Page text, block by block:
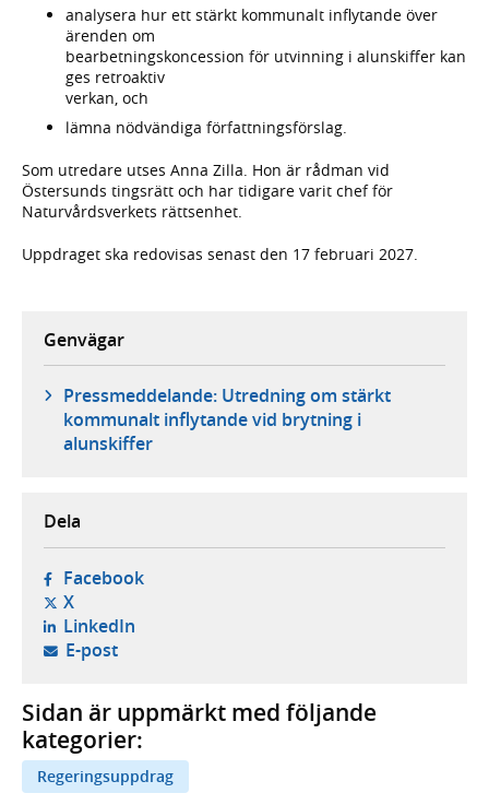
analysera hur ett stärkt kommunalt inflytande över
ärenden om
bearbetningskoncession för utvinning i alunskiffer kan
ges retroaktiv
verkan, och
lämna nödvändiga författningsförslag.
Som utredare utses Anna Zilla. Hon är rådman vid
Östersunds tingsrätt och har tidigare varit chef för
Naturvårdsverkets rättsenhet.
Uppdraget ska redovisas senast den 17 februari 2027.
Genvägar
Pressmeddelande: Utredning om stärkt
kommunalt inflytande vid brytning i
alunskiffer
Dela
Facebook- öppnas i ny flik, extern webbplats,
X- öppnas i ny flik, extern webbplats,
LinkedIn- öppnas i ny flik, extern webbplats,
E-post- öppnar din e-postklient,
Sidan är uppmärkt med följande
kategorier:
Regeringsuppdrag